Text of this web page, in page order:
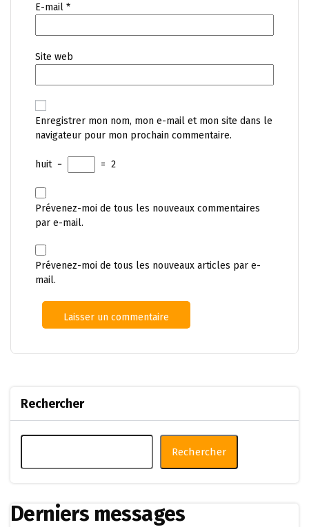
E-mail *
Site web
Enregistrer mon nom, mon e-mail et mon site dans le
navigateur pour mon prochain commentaire.
huit − = 2
Prévenez-moi de tous les nouveaux commentaires
par e-mail.
Prévenez-moi de tous les nouveaux articles par e-
mail.
Rechercher
Rechercher
Derniers messages